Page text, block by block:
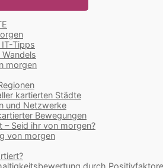
Tipps
morgen
kartierten Städte
und Netzwerke
Bewegungen
– Seid ihr von morgen?
von morgen